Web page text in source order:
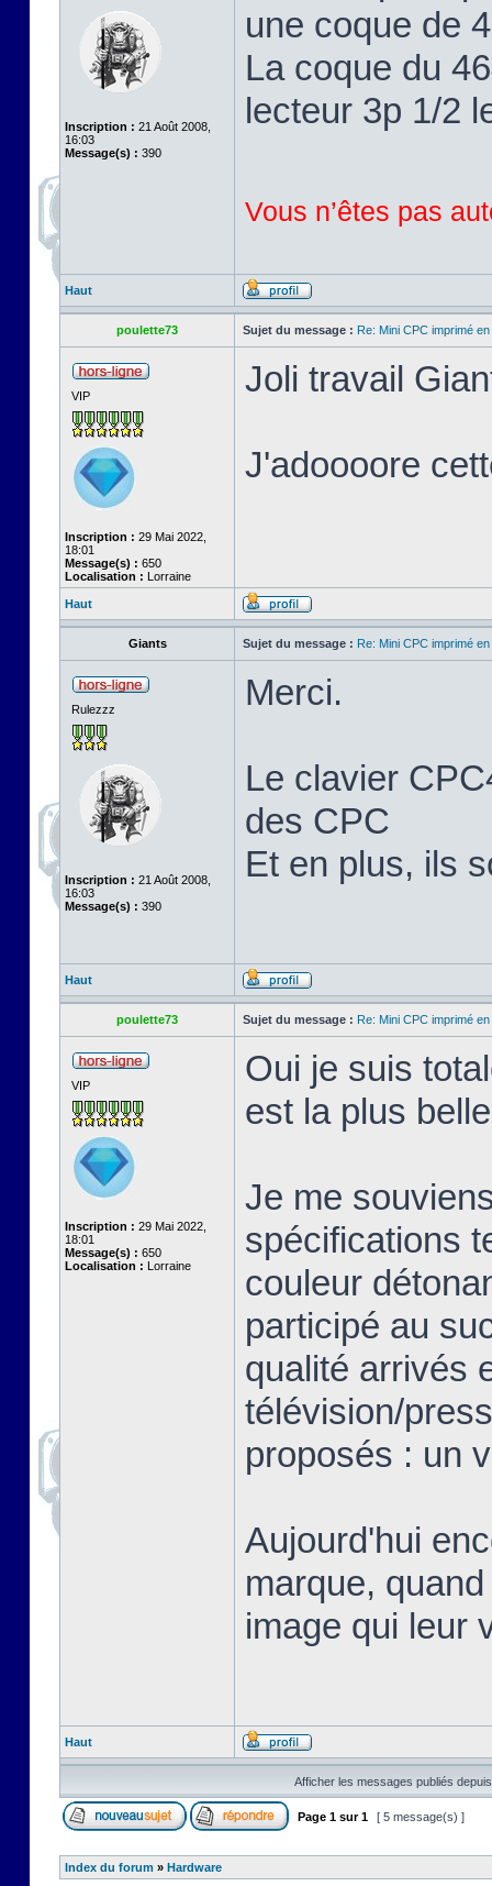
Inscription : 21 Août 2008,
16:03
Message(s) : 390
une coque de
La coque du
lecteur 3p 1/2
Vous n’êtes pas
Haut
poulette73 Sujet du message : Re: Mini CPC imprimé
VIP
Inscription : 29 Mai 2022,
18:01
Message(s) : 650
Localisation : Lorraine
Joli travail
J'adoooore
Haut
Giants Sujet du message : Re: Mini CPC imprimé
Rulezzz
Inscription : 21 Août 2008,
16:03
Message(s) : 390
Merci.
Le clavier
des CPC
Et en plus, ils
Haut
poulette73 Sujet du message : Re: Mini CPC imprimé
VIP
Inscription : 29 Mai 2022,
18:01
Message(s) : 650
Localisation : Lorraine
Oui je suis
est la plus
Je me
spécifications
couleur
participé au
qualité arrivés
télévision/
proposés : un
Aujourd'hui
marque,
image qui leur
Haut
Afficher les messages publiés
Page 1 sur1 [ 5 message(s) ]
Index du forum » Hardware